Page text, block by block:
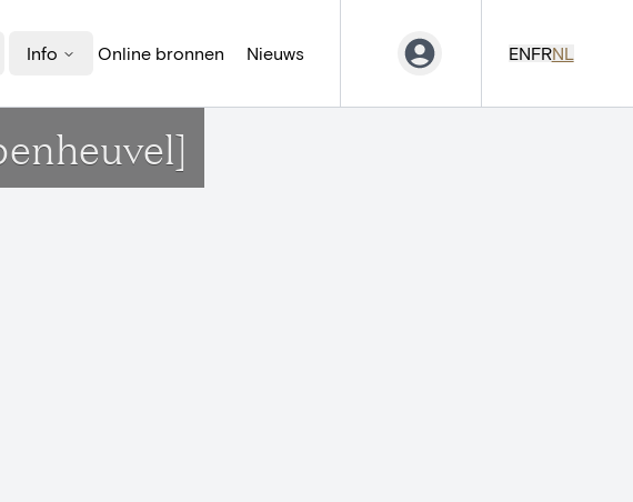
Info Online bronnen Nieuws ENFRNL